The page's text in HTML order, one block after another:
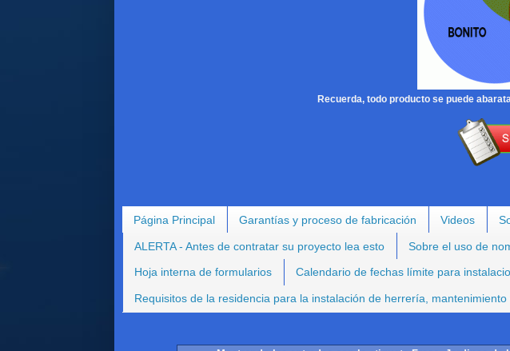
Recuerda, todo producto se puede
Página Principal Garantías y proceso de fabricación Videos
ALERTA - Antes de contratar su proyecto lea esto Sobre el uso de
Hoja interna de formularios Calendario de fechas límite para
Requisitos de la residencia para la instalación de herrería, mantenimiento